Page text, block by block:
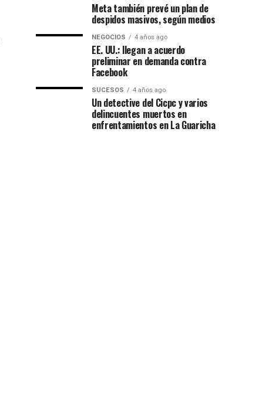
Meta también prevé un plan de
despidos masivos, según medios
NEGOCIOS 4 años ago
EE. UU.: llegan a acuerdo
preliminar en demanda contra
Facebook
SUCESOS 4 años ago
Un detective del Cicpc y varios
delincuentes muertos en
enfrentamientos en La Guaricha